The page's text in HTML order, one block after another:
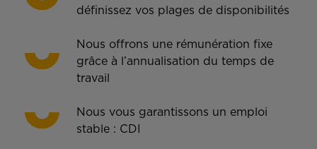
définissez vos plages de disponibilités
Nous offrons une rémunération fixe
grâce à l’annualisation du temps de
travail
Nous vous garantissons un emploi
stable : CDI